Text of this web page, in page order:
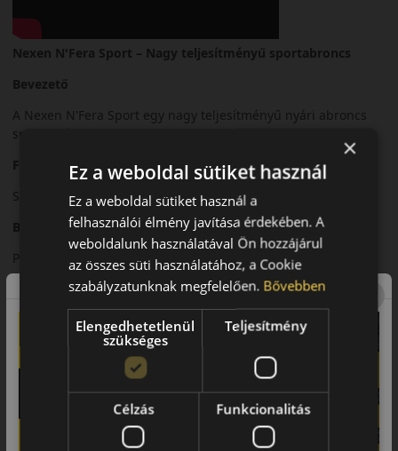
Nexen N'Fera Sport – Nagy teljesítményű sportabroncs
Bevezető
A Nexen N'Fera Sport egy nagy teljesítményű nyári abroncs
sportos járművekhez.
Futófelület és tapadás
Sportos mintázata kiváló tapadást biztosít nagy sebességnél.
Biztonsági jellemzők
Precíz irányíthatóság és stabil kanyarvétel.
Komfort és zajszint
Sportos karakter mellett is megfelelő komfortszint.
Felhasználási ajánlás
Sportos személyautókhoz, dinamikus nyári vezetéshez.
Az N'Fera Sport sportos teljesítményt és stabil
×
Ez a weboldal sütiket használ
Ez a weboldal sütiket használ a
felhasználói élmény javítása érdekében. A
weboldalunk használatával Ön hozzájárul
az összes süti használatához, a Cookie
szabályzatunknak megfelelően. Bővebben
Elengedhetetlenül
szükséges
Teljesítmény
Célzás Funkcionalitás